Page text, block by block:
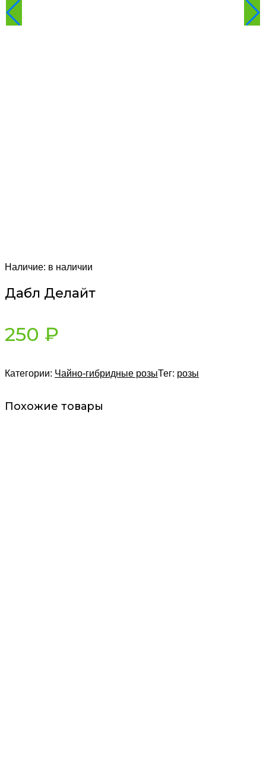
Наличие: в наличии
Дабл Делайт
250 ₽
Категории: Чайно-гибридные розыТег: розы
Похожие товары